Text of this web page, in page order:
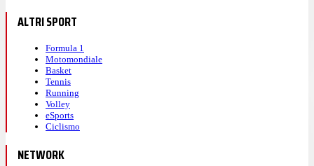
ALTRI SPORT
Formula 1
Motomondiale
Basket
Tennis
Running
Volley
eSports
Ciclismo
NETWORK